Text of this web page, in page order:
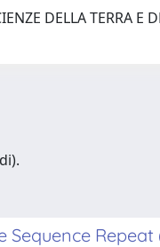
DELLA TERRA E